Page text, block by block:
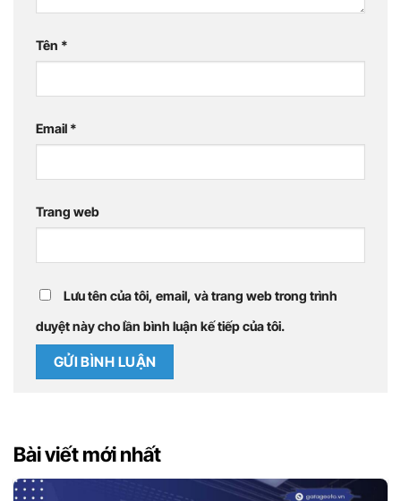
Tên *
Email *
Trang web
Lưu tên của tôi, email, và trang web trong trình
duyệt này cho lần bình luận kế tiếp của tôi.
Bài viết mới nhất